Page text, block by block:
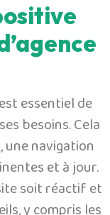
essentiel de
besoins. Cela
navigation
et à jour.
soit réactif et